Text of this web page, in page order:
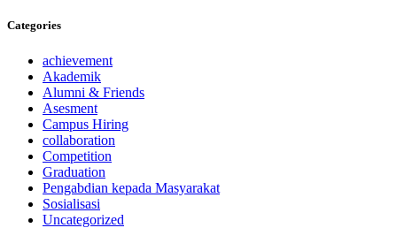
Categories
achievement
Akademik
Alumni & Friends
Asesment
Campus Hiring
collaboration
Competition
Graduation
Pengabdian kepada Masyarakat
Sosialisasi
Uncategorized